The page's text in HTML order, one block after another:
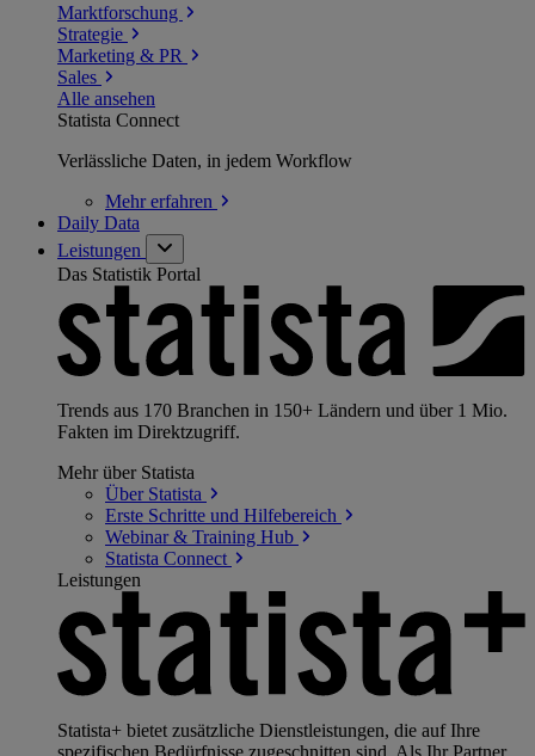
Marktforschung
Strategie
Marketing & PR
Sales
Alle ansehen
Statista Connect
Verlässliche Daten, in jedem Workflow
Mehrerfahren
Daily Data
Leistungen
Das Statistik Portal
Trends aus 170 Branchen in 150+ Ländern und über 1 Mio.
Fakten im Direktzugriff.
Mehr über Statista
Über Statista
Erste Schritte und Hilfebereich
Webinar & Training Hub
Statista Connect
Leistungen
Statista+ bietet zusätzliche Dienstleistungen, die auf Ihre
spezifischen Bedürfnisse zugeschnitten sind. Als Ihr Partner